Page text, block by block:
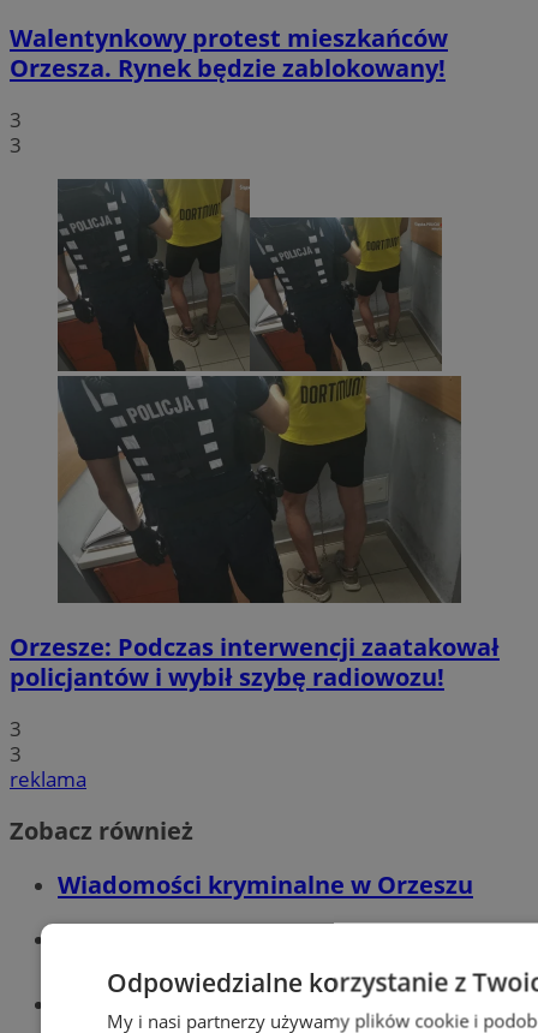
Walentynkowy protest mieszkańców
Orzesza. Rynek będzie zablokowany!
3
3
Orzesze: Podczas interwencji zaatakował
policjantów i wybił szybę radiowozu!
3
3
reklama
Zobacz również
Wiadomości kryminalne w Orzeszu
Tworzenie stron www - Orzesze
Odpowiedzialne korzystanie z
My i nasi partnerzy używamy plików cookie i